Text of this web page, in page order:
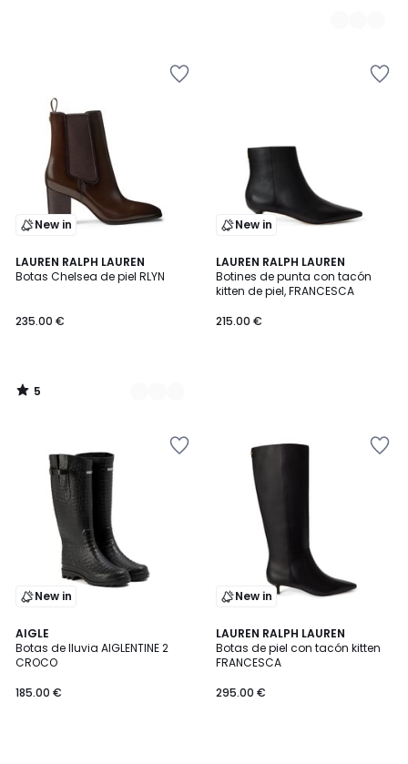
New in
LAUREN RALPH LAUREN
Botas Chelsea de piel RLYN
235.00 €
5
/
2
Colores
5
/
New in
LAUREN RALPH LAUREN
Botines de punta con tacón
kitten de piel, FRANCESCA
215.00 €
New in
AIGLE
Botas de lluvia AIGLENTINE 2
CROCO
185.00 €
New in
LAUREN RALPH LAUREN
Botas de piel con tacón kitten
FRANCESCA
295.00 €